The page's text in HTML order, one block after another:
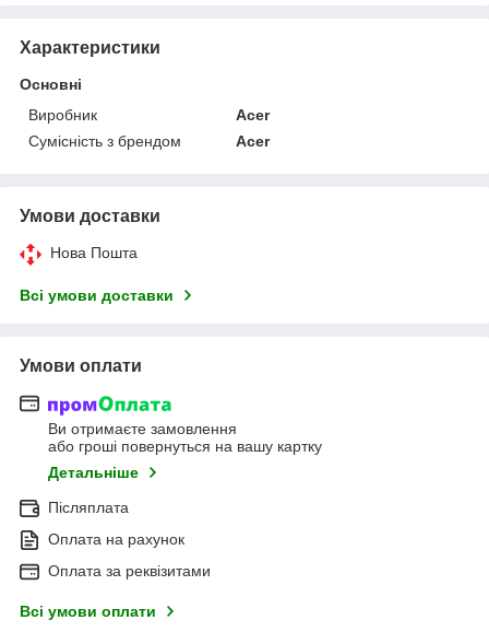
Характеристики
Основні
Виробник
Acer
Сумісність з брендом
Acer
Умови доставки
Нова Пошта
Всі умови доставки
Умови оплати
Ви отримаєте замовлення
або гроші повернуться на вашу картку
Детальніше
Післяплата
Оплата на рахунок
Оплата за реквізитами
Всі умови оплати